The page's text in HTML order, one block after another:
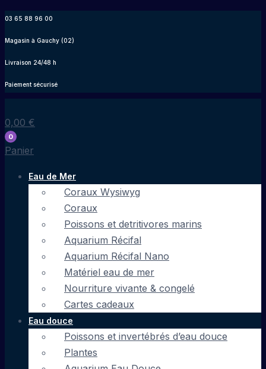
contenu
03 65 88 96 00
Magasin à Gauchy (02)
Livraison 24/48 h
Paiement sécurisé
0,00 €
0
Panier
Eau de Mer
Coraux Wysiwyg
Coraux
Poissons et detritivores marins
Aquarium Récifal
Aquarium Récifal Nano
Matériel eau de mer
Nourriture vivante & congelé
Cartes cadeaux
Eau douce
Poissons et invertébrés d’eau douce
Plantes